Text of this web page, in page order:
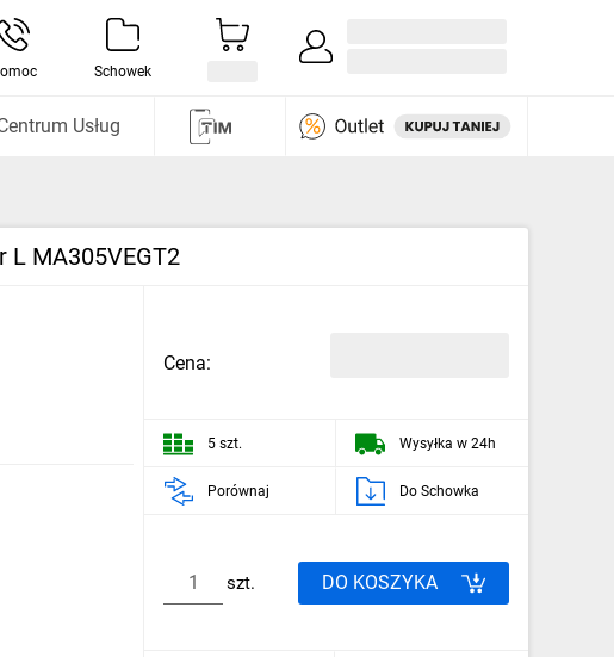
Schowek
Usług
MA305VEGT2
Cena:
5 szt. Wysyłka w 24h
Porównaj Do Schowka
szt. DO KOSZYKA